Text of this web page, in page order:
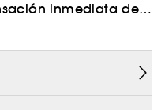
inmediata de
una hidratación
de acabado ligero
la piel suave, fresca